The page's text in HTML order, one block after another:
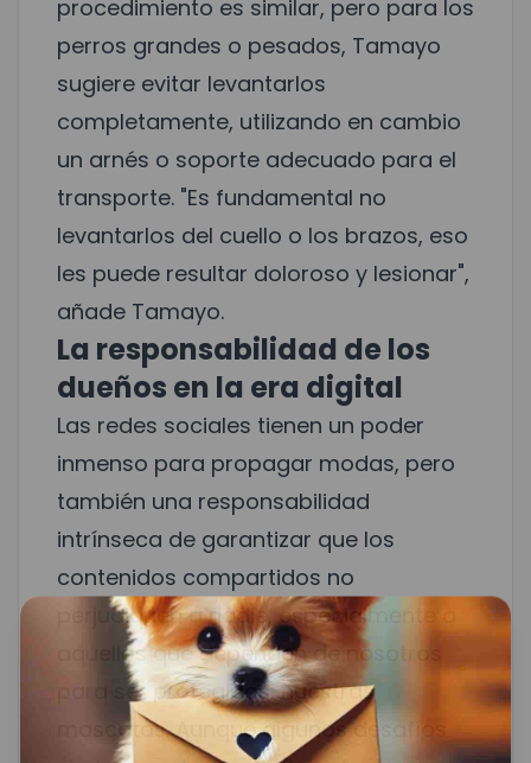
procedimiento es similar, pero para los
perros grandes o pesados, Tamayo
sugiere evitar levantarlos
completamente, utilizando en cambio
un arnés o soporte adecuado para el
transporte. "Es fundamental no
levantarlos del cuello o los brazos, eso
les puede resultar doloroso y lesionar",
añade Tamayo.
La responsabilidad de los
dueños en la era digital
Las redes sociales tienen un poder
inmenso para propagar modas, pero
también una responsabilidad
intrínseca de garantizar que los
contenidos compartidos no
perjudiquen a nadie, especialmente a
aquellos que dependen de nosotros
para ser protegidos: nuestras
mascotas. Aunque algunos desafíos